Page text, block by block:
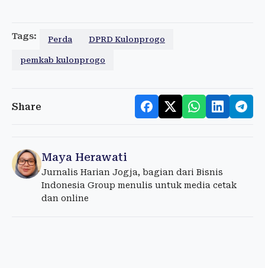
Tags: Perda DPRD Kulonprogo
pemkab kulonprogo
Share
Maya Herawati
Jurnalis Harian Jogja, bagian dari Bisnis
Indonesia Group menulis untuk media cetak
dan online